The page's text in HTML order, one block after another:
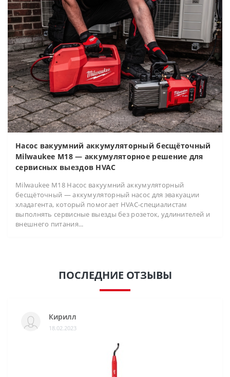
Насос вакуумний аккумуляторный бесщёточный
Milwaukee M18 — аккумуляторное решение для
сервисных выездов HVAC
Milwaukee M18 Насос вакуумний аккумуляторный
бесщёточный — аккумуляторный насос для эвакуации
хладагента, который помогает HVAC-специалистам
выполнять сервисные выезды без розеток, удлинителей и
внешнего питания...
ПОСЛЕДНИЕ ОТЗЫВЫ
Кирилл
18.02.2023